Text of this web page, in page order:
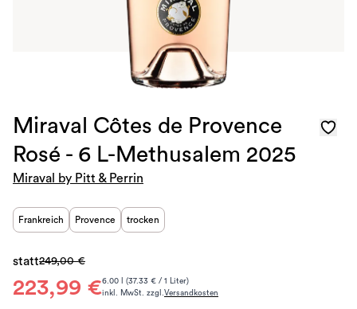
Miraval Côtes de Provence
Rosé - 6 L-Methusalem 2025
Miraval by Pitt & Perrin
Frankreich Provence trocken
223,99 €
statt249,00 €
6.00 l (37.33 € / 1 Liter)
inkl. MwSt. zzgl.Versandkosten